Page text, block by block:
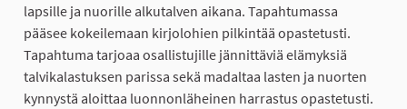
lapsille ja nuorille alkutalven aikana. Tapahtumassa
pääsee kokeilemaan kirjolohien pilkintää opastetusti.
Tapahtuma tarjoaa osallistujille jännittäviä elämyksiä
talvikalastuksen parissa sekä madaltaa lasten ja nuorten
kynnystä aloittaa luonnonläheinen harrastus opastetusti.